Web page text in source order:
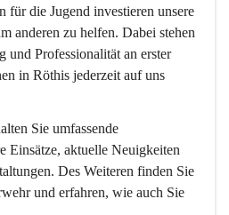
für die Jugend investieren unsere
anderen zu helfen. Dabei stehen
und Professionalität an erster
in Röthis jederzeit auf uns
Sie umfassende
Einsätze, aktuelle Neuigkeiten
Des Weiteren finden Sie
und erfahren, wie auch Sie